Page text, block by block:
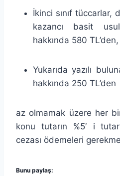
İkinci sınıf
kazancı basit
hakkında 580 TL’den,
Yukarıda yazılı
hakkında 250 TL’den
az olmamak üzere her
konu tutarın %5′ i
cezası ödemeleri
Bunu paylaş: